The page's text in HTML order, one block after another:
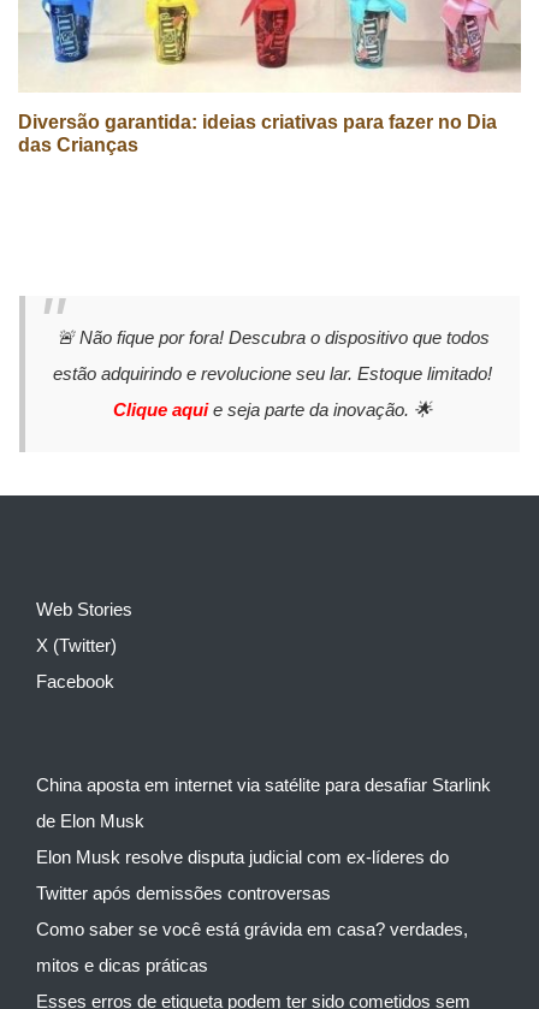
Diversão garantida: ideias criativas para fazer no Dia
das Crianças
🚨 Não fique por fora! Descubra o dispositivo que todos
estão adquirindo e revolucione seu lar. Estoque limitado!
Clique aquie seja parte da inovação. 🌟
Web Stories
X (Twitter)
Facebook
China aposta em internet via satélite para desafiar Starlink
de Elon Musk
Elon Musk resolve disputa judicial com ex-líderes do
Twitter após demissões controversas
Como saber se você está grávida em casa? verdades,
mitos e dicas práticas
Esses erros de etiqueta podem ter sido cometidos sem